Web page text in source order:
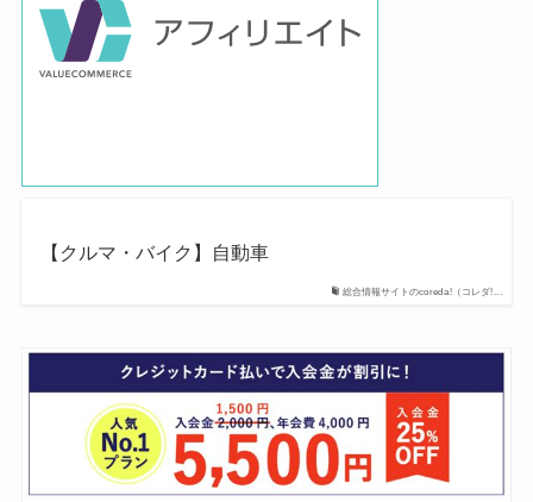
総合情報サイトのcoreda!（コレダ!...
【クルマ・バイク】自動車